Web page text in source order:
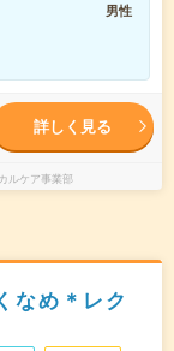
男性
詳しく見る
ルケア事業部
なめ＊レク